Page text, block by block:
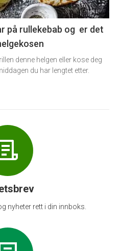
på rullekebab og er det
denne helgen eller kose deg
du har lengtet etter.
nyheter rett i din innboks.